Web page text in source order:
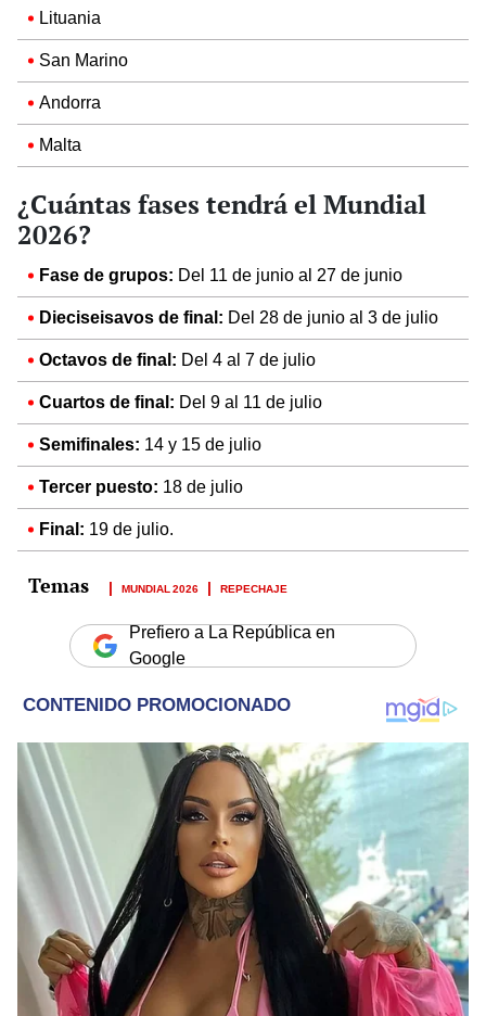
Lituania
San Marino
Andorra
Malta
¿Cuántas fases tendrá el Mundial
2026?
Fase de grupos: Del 11 de junio al 27 de junio
Dieciseisavos de final: Del 28 de junio al 3 de julio
Octavos de final: Del 4 al 7 de julio
Cuartos de final: Del 9 al 11 de julio
Semifinales: 14 y 15 de julio
Tercer puesto: 18 de julio
Final: 19 de julio.
MUNDIAL 2026 REPECHAJE
Prefiero a La República en
Google